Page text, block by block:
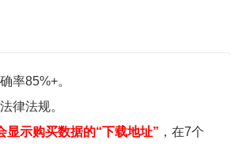
率85%+。
律法规。
显示购买数据的“下载地址” ，在7个